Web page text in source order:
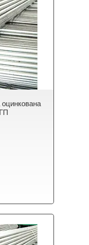
оцинкована